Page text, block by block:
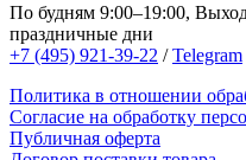
По будням 9:00–19:00,
праздничные дни
+7 (495) 921-39-22 /Telegram
Политика в отношении
Согласие на обработку
Публичная оферта